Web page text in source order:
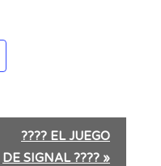
???? EL JUEGO
DE SIGNAL ???? »